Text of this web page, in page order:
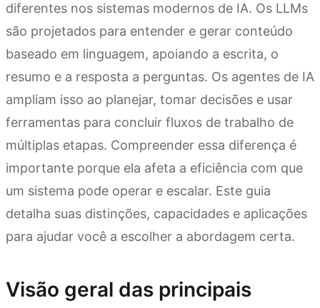
diferentes nos sistemas modernos de IA. Os LLMs
são projetados para entender e gerar conteúdo
baseado em linguagem, apoiando a escrita, o
resumo e a resposta a perguntas. Os agentes de IA
ampliam isso ao planejar, tomar decisões e usar
ferramentas para concluir fluxos de trabalho de
múltiplas etapas. Compreender essa diferença é
importante porque ela afeta a eficiência com que
um sistema pode operar e escalar. Este guia
detalha suas distinções, capacidades e aplicações
para ajudar você a escolher a abordagem certa.
Visão geral das principais